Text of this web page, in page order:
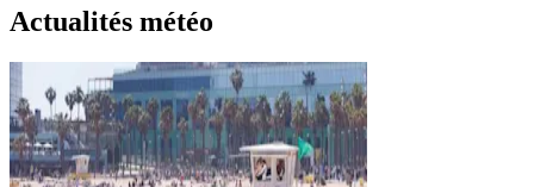
Actualités météo